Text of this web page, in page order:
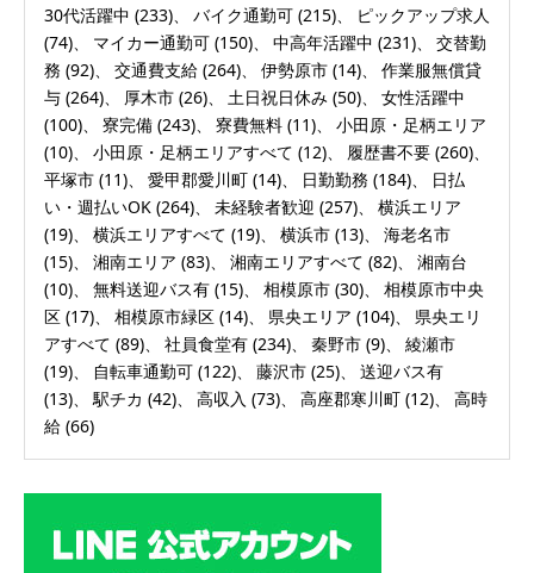
30代活躍中 (233) バイク通勤可 (215)
ピックアップ求人
(74)
マイカー通勤可 (150) 中高年活躍中 (231)
交替勤
務 (92) 交通費支給 (264) 伊勢原市 (14)
作業服無償貸
与 (264) 厚木市 (26) 土日祝日休み (50)
女性活躍中
(100)
寮完備 (243) 寮費無料 (11)
小田原・足柄エリア
(10)
小田原・足柄エリアすべて (12) 履歴書不要 (260)
平塚市 (11) 愛甲郡愛川町 (14) 日勤勤務 (184)
日払
い・週払いOK (264) 未経験者歓迎 (257)
横浜エリア
(19)
横浜エリアすべて (19) 横浜市 (13)
海老名市
(15)
湘南エリア (83) 湘南エリアすべて (82)
湘南台
(10)
無料送迎バス有 (15) 相模原市 (30)
相模原市中央
区 (17) 相模原市緑区 (14) 県央エリア (104)
県央エリ
アすべて (89) 社員食堂有 (234) 秦野市 (9)
綾瀬市
(19)
自転車通勤可 (122) 藤沢市 (25)
送迎バス有
(13)
駅チカ (42) 高収入 (73) 高座郡寒川町 (12)
高時
給 (66)